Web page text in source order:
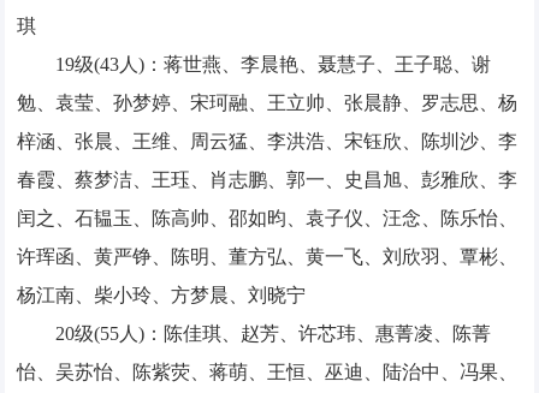
琪
19级(43人)：蒋世燕、李晨艳、聂慧子、王子聪、谢
勉、袁莹、孙梦婷、宋珂融、王立帅、张晨静、罗志思、杨
梓涵、张晨、王维、周云猛、李洪浩、宋钰欣、陈圳沙、李
春霞、蔡梦洁、王珏、肖志鹏、郭一、史昌旭、彭雅欣、李
闰之、石韫玉、陈高帅、邵如昀、袁子仪、汪念、陈乐怡、
许珲函、黄严铮、陈明、董方弘、黄一飞、刘欣羽、覃彬、
杨江南、柴小玲、方梦晨、刘晓宁
20级(55人)：陈佳琪、赵芳、许芯玮、惠菁凌、陈菁
怡、吴苏怡、陈紫荧、蒋萌、王恒、巫迪、陆治中、冯果、